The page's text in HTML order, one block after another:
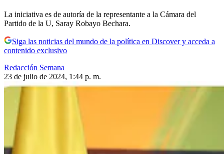
La iniciativa es de autoría de la representante a la Cámara del
Partido de la U, Saray Robayo Bechara.
Siga las noticias del mundo de la política en Discover y acceda a
contenido exclusivo
Redacción Semana
23 de julio de 2024, 1:44 p. m.